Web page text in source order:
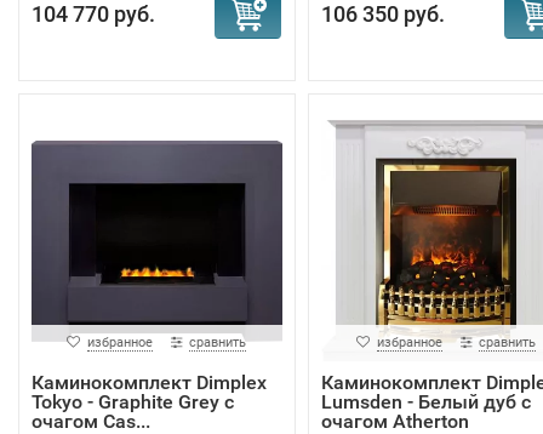
104 770 руб. 106 350 руб.
избранное сравнить
Каминокомплект Dimplex
Tokyo - Graphite Grey с
очагом Cas...
избранное сравнить
Каминокомплект
Lumsden - Белый дуб с
очагом Atherton